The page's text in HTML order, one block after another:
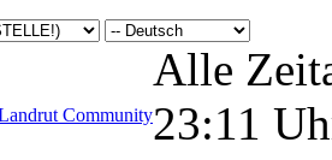
Community
Alle
23:11